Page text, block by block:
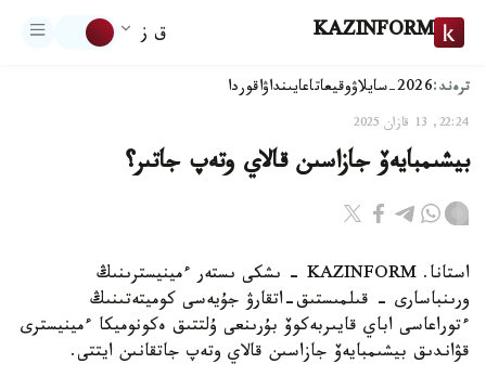
KAZINFORM ق ز
ترەند:2026-سايلاۋ وقيعاتاعايىنداۋاقوردا
22:24, 13 قازان 2025
بيشىمبايەۆ جازاسىن قالاي وتەپ جاتىر؟
استانا. KAZINFORM - ىشكى ىستەر ءمينيسترىنىڭ
ورىنباسارى - قىلمىستىق-اتقارۋ جۇيەسى كوميتەتىنىڭ
ءتوراعاسى اباي قايىربەكوۆ بۇرىنعى ۇلتتىق ەكونوميكا ءمينيسترى
قۋاندىق بيشىمبايەۆ جازاسىن قالاي وتەپ جاتقانىن ايتتى.